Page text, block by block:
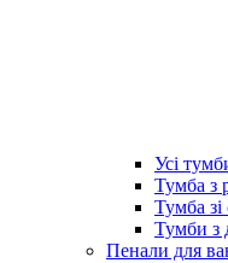
Усі
Тумба з
Тумба
Тумби з
Пенали для